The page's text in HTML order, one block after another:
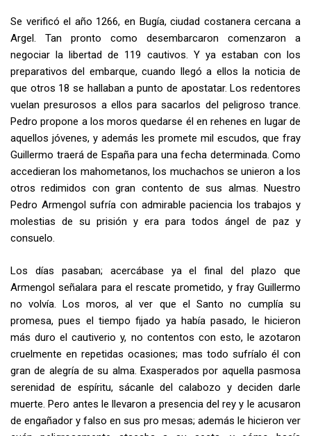
Se verificó el año 1266, en Bugía, ciudad costanera cercana a
Argel. Tan pronto como desembarcaron comenzaron a
negociar la libertad de 119 cautivos. Y ya estaban con los
preparativos del embarque, cuando llegó a ellos la noticia de
que otros 18 se hallaban a punto de apostatar. Los redentores
vuelan presurosos a ellos para sacarlos del peligroso trance.
Pedro propone a los moros quedarse él en rehenes en lugar de
aquellos jóvenes, y además les promete mil escudos, que fray
Guillermo traerá de España para una fecha determinada. Como
accedieran los mahometanos, los muchachos se unieron a los
otros redimidos con gran contento de sus almas. Nuestro
Pedro Armengol sufría con admirable paciencia los trabajos y
mo­lestias de su prisión y era para todos ángel de paz y
consuelo.
Los días pasaban; acercábase ya el final del plazo que
Armengol señalara para el rescate prometido, y fray Guillermo
no volvía. Los moros, al ver que el Santo no cumplía su
promesa, pues el tiempo fijado ya había pasado, le hicieron
más duro el cautiverio y, no contentos con esto, le azotaron
cruelmente en repetidas ocasiones; mas todo sufríalo él con
gran­ de alegría de su alma. Exasperados por aquella pasmosa
serenidad de espíritu, sácanle del calabozo y deciden darle
muerte. Pero antes le llevaron a presencia del rey y le acusaron
de engañador y falso en sus pro­ mesas; además le hicieron ver